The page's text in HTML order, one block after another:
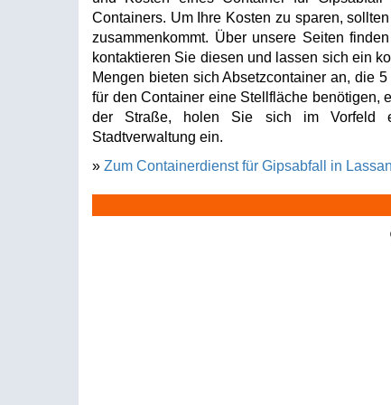
Containers. Um Ihre Kosten zu sparen,
zusammenkommt. Über unsere Seiten
kontaktieren Sie diesen und lassen sich ein
Mengen bieten sich Absetzcontainer an, die
für den Container eine Stellfläche benötigen,
der Straße, holen Sie sich im Vorfeld
Stadtverwaltung ein.
» Zum Containerdienst für Gipsabfall in Lassan